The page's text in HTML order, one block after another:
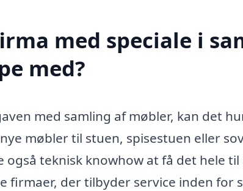
med speciale i
med?
med samling af møbler, kan det
møbler til stuen, spisestuen eller
teknisk knowhow at få det hele til
firmaer, der tilbyder service inden for